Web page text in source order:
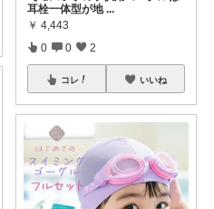
耳栓一体型が地 ...
￥ 4,443
0 0 2
コレ いいね